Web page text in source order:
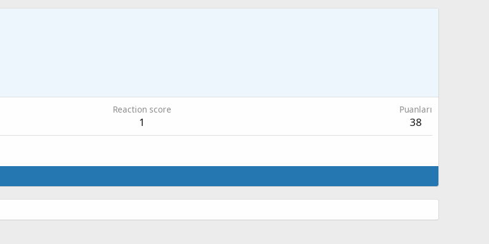
Reaction score
1
Puanları
38